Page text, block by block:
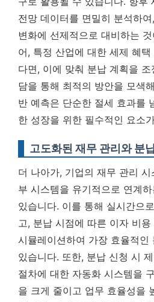
전망 데이터를 면밀히 분석하
변화에 선제적으로 대비하는
어, 특정 산업에 대한 세제 혜
다면, 이에 맞춰 분납 계획을
담을 통해 최적의 방안을 모색
반 예측은 단순한 절세 효과를
한 성장을 위한 필수적인 요소
고도화된 재무 관리와 분
더 나아가, 기업의 재무 관리
부 시스템을 유기적으로 연계
있습니다. 이를 통해 실시간으
고, 분납 시점에 따른 이자 비
시뮬레이션하여 가장 효율적인
있습니다. 또한, 분납 신청 시
절차에 대한 자동화 시스템을
을 크게 줄이고 업무 효율성을